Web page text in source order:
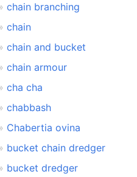
chain branching
chain
chain and bucket
chain armour
cha cha
chabbash
Chabertia ovina
bucket chain dredger
bucket dredger